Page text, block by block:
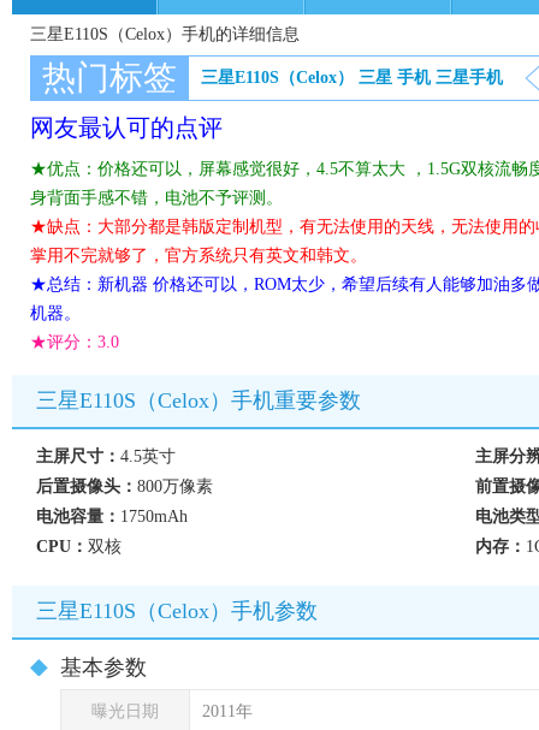
三星E110S（Celox）手机的详细信息
热门标签 三星E110S（Celox） 三星 手机 三星手机
网友最认可的点评
★优点：价格还可以，屏幕感觉很好，4.5不算太大 ，1.5G双核流畅
身背面手感不错，电池不予评测。
★缺点：大部分都是韩版定制机型，有无法使用的天线，无法使用
掌用不完就够了，官方系统只有英文和韩文。
★总结：新机器 价格还可以，ROM太少，希望后续有人能够加油多
机器。
★评分： 3.0
三星E110S（Celox）手机重要参数
主屏尺寸： 4.5英寸
主屏分
后置摄像头： 800万像素
前置摄
电池容量： 1750mAh
电池类
CPU： 双核 内存：
三星E110S（Celox）手机参数
基本参数
曝光日期 2011年